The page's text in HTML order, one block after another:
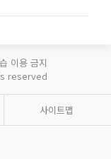
이용 금지
reserved
사이트맵